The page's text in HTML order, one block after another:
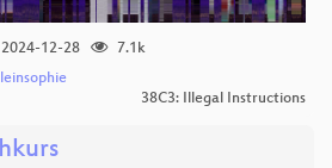
2024-12-28
7.1k
38C3: Illegal Instructions